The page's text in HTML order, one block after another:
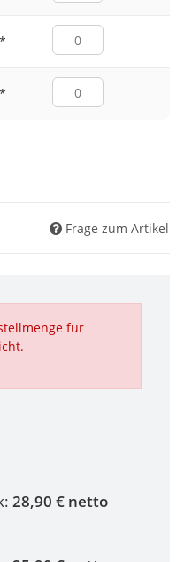
*
*
Frage zum Artikel
für
28,90 € netto